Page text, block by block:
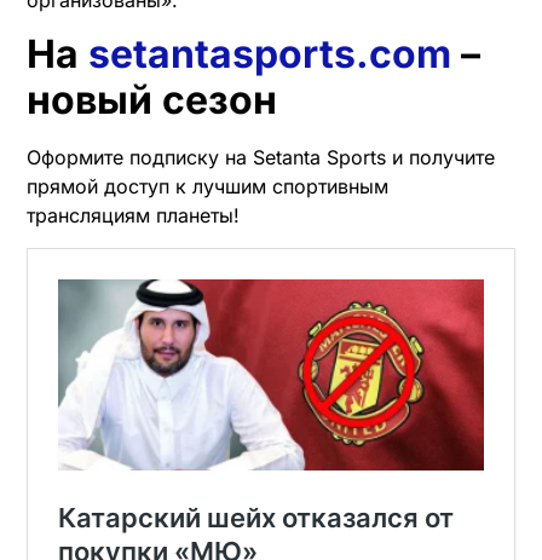
На setantasports.com –
новый сезон
Оформите подписку на Setanta Sports и получите
прямой доступ к лучшим спортивным
трансляциям планеты!